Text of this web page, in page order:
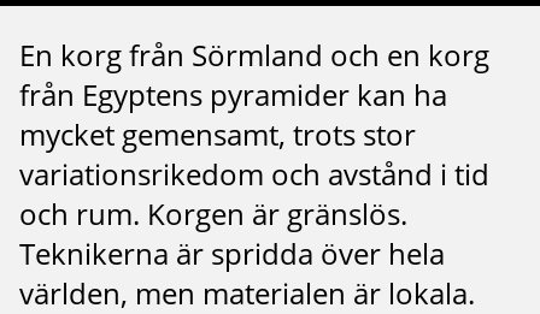
En korg från Sörmland och en korg
från Egyptens pyramider kan ha
mycket gemensamt, trots stor
variationsrikedom och avstånd i tid
och rum. Korgen är gränslös.
Teknikerna är spridda över hela
världen, men materialen är lokala.